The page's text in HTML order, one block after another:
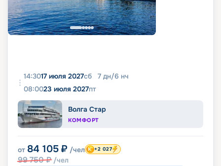
14:3017 июля 2027сб 7 дн/6 нч
08:0023 июля 2027пт
Волга Стар
КОМФОРТ
от 84 105 ₽ /чел
99 750₽ /чел
+2 027